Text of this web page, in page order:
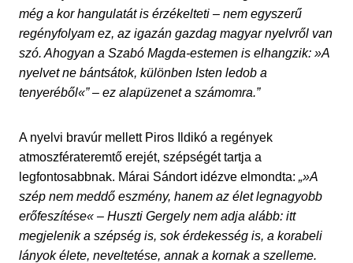
még a kor hangulatát is érzékelteti – nem egyszerű
regényfolyam ez, az igazán gazdag magyar nyelvről van
szó. Ahogyan a Szabó Magda-estemen is elhangzik: »A
nyelvet ne bántsátok, különben Isten ledob a
tenyeréből«” – ez alapüzenet a számomra.”
A nyelvi bravúr mellett Piros Ildikó a regények
atmoszférateremtő erejét, szépségét tartja a
legfontosabbnak. Márai Sándort idézve elmondta: „»A
szép nem meddő eszmény, hanem az élet legnagyobb
erőfeszítése« – Huszti Gergely nem adja alább: itt
megjelenik a szépség is, sok érdekesség is, a korabeli
lányok élete, neveltetése, annak a kornak a szelleme.